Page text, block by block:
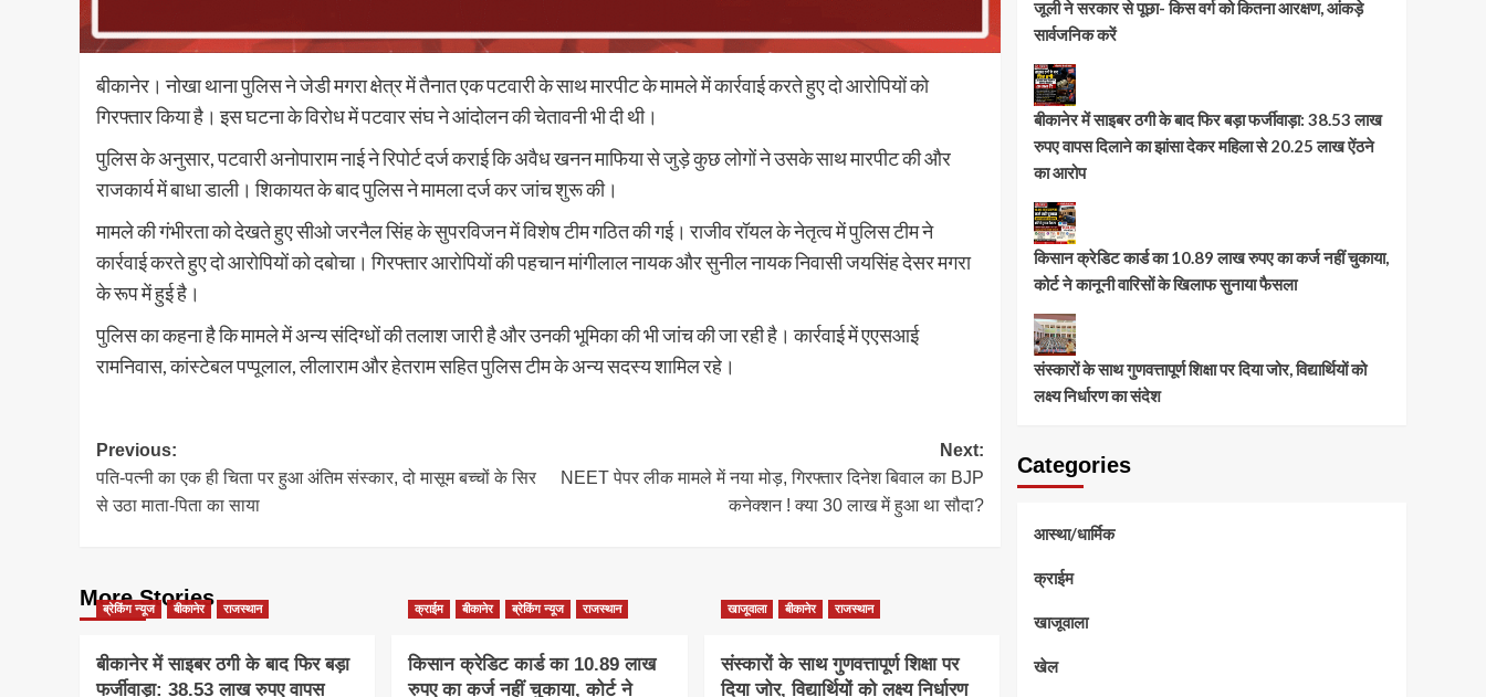
बीकानेर। नोखा थाना पुलिस ने जेडी मगरा क्षेत्र में तैनात एक पटवारी के साथ मारपीट के मामले में कार्रवाई करते हुए दो आरोपियों को
गिरफ्तार किया है। इस घटना के विरोध में पटवार संघ ने आंदोलन की चेतावनी भी दी थी।
पुलिस के अनुसार, पटवारी अनोपाराम नाई ने रिपोर्ट दर्ज कराई कि अवैध खनन माफिया से जुड़े कुछ लोगों ने उसके साथ मारपीट की और
राजकार्य में बाधा डाली। शिकायत के बाद पुलिस ने मामला दर्ज कर जांच शुरू की।
मामले की गंभीरता को देखते हुए सीओ जरनैल सिंह के सुपरविजन में विशेष टीम गठित की गई। राजीव रॉयल के नेतृत्व में पुलिस टीम ने
कार्रवाई करते हुए दो आरोपियों को दबोचा। गिरफ्तार आरोपियों की पहचान मांगीलाल नायक और सुनील नायक निवासी जयसिंह देसर मगरा
के रूप में हुई है।
पुलिस का कहना है कि मामले में अन्य संदिग्धों की तलाश जारी है और उनकी भूमिका की भी जांच की जा रही है। कार्रवाई में एएसआई
रामनिवास, कांस्टेबल पप्पूलाल, लीलाराम और हेतराम सहित पुलिस टीम के अन्य सदस्य शामिल रहे।
Post
navigation
Previous:
पति-पत्नी का एक ही चिता पर हुआ अंतिम संस्कार, दो मासूम बच्चों के सिर
से उठा माता-पिता का साया
Next:
NEET पेपर लीक मामले में नया मोड़, गिरफ्तार दिनेश बिवाल का BJP
कनेक्शन ! क्या 30 लाख में हुआ था सौदा?
More Stories
ब्रेकिंग न्यूज बीकानेर राजस्थान
बीकानेर में साइबर ठगी के बाद फिर बड़ा
फर्जीवाड़ा: 38.53 लाख रुपए वापस
क्राईम बीकानेर ब्रेकिंग न्यूज राजस्थान
किसान क्रेडिट कार्ड का 10.89 लाख
रुपए का कर्ज नहीं चुकाया, कोर्ट ने
खाजूवाला बीकानेर राजस्थान
संस्कारों के साथ गुणवत्तापूर्ण शिक्षा पर
दिया जोर, विद्यार्थियों को लक्ष्य निर्धारण
जूली ने सरकार से पूछा- किस वर्ग को कितना आरक्षण, आंकड़े
सार्वजनिक करें
बीकानेर में साइबर ठगी के बाद फिर बड़ा फर्जीवाड़ा: 38.53 लाख
रुपए वापस दिलाने का झांसा देकर महिला से 20.25 लाख ऐंठने
का आरोप
किसान क्रेडिट कार्ड का 10.89 लाख रुपए का कर्ज नहीं चुकाया,
कोर्ट ने कानूनी वारिसों के खिलाफ सुनाया फैसला
संस्कारों के साथ गुणवत्तापूर्ण शिक्षा पर दिया जोर, विद्यार्थियों को
लक्ष्य निर्धारण का संदेश
Categories
आस्था/धार्मिक
क्राईम
खाजूवाला
खेल